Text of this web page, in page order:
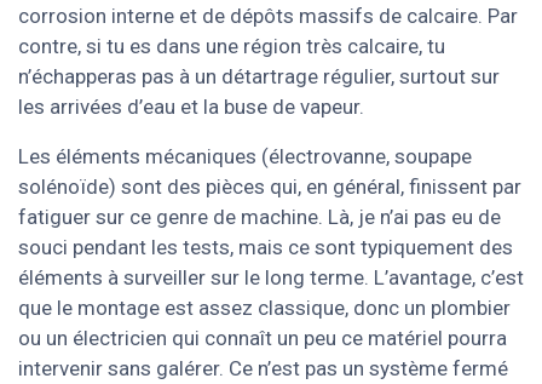
corrosion interne et de dépôts massifs de calcaire. Par
contre, si tu es dans une région très calcaire, tu
n’échapperas pas à un détartrage régulier, surtout sur
les arrivées d’eau et la buse de vapeur.
Les éléments mécaniques (électrovanne, soupape
solénoïde) sont des pièces qui, en général, finissent par
fatiguer sur ce genre de machine. Là, je n’ai pas eu de
souci pendant les tests, mais ce sont typiquement des
éléments à surveiller sur le long terme. L’avantage, c’est
que le montage est assez classique, donc un plombier
ou un électricien qui connaît un peu ce matériel pourra
intervenir sans galérer. Ce n’est pas un système fermé